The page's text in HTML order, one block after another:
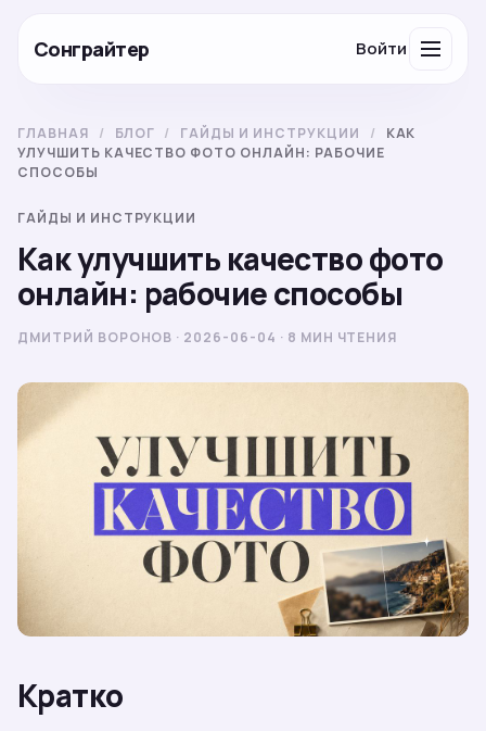
Сонграйтер Войти
ГЛАВНАЯ / БЛОГ / ГАЙДЫ И ИНСТРУКЦИИ /
КАК
УЛУЧШИТЬ КАЧЕСТВО ФОТО ОНЛАЙН: РАБОЧИЕ
СПОСОБЫ
ГАЙДЫ И ИНСТРУКЦИИ
Как улучшить качество фото
онлайн: рабочие способы
ДМИТРИЙ ВОРОНОВ · 2026-06-04 · 8 МИН ЧТЕНИЯ
Кратко